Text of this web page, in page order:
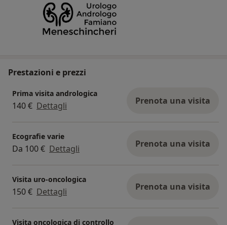
Prestazioni e prezzi
Prima visita andrologica
140 € Dettagli Prenota una visita
Ecografie varie
Da 100 € Dettagli Prenota una visita
Visita uro-oncologica
150 € Dettagli Prenota una visita
Visita oncologica di controllo